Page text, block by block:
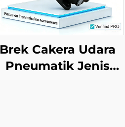
Brek Cakera Udara
Pneumatik Jenis